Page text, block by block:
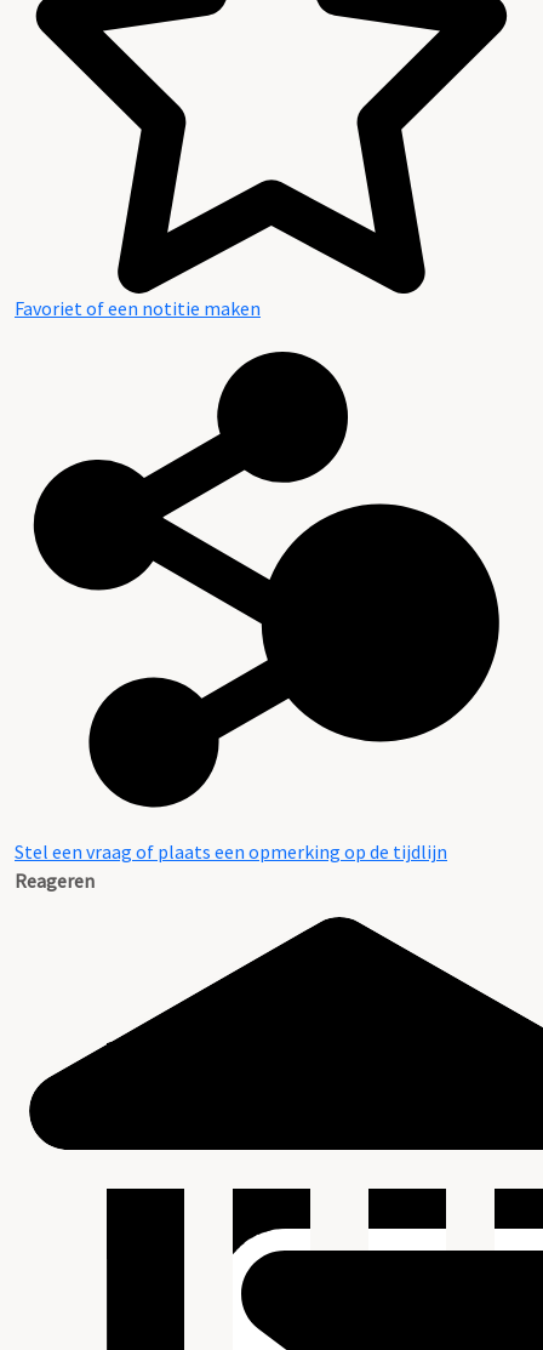
Favoriet of een notitie maken
Stel een vraag of plaats een opmerking op de tijdlijn
Reageren